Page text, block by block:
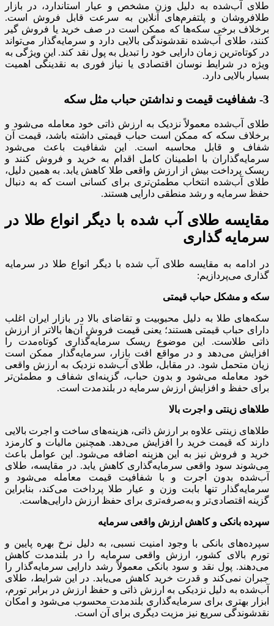
طلای آب‌شده به دلیل وزن مشخص و عیار استاندارد، در بازار
طلافروشان و پلتفرم‌های آنلاین به سرعت قابل فروش است.
برخلاف برخی سکه‌ها که ممکن است در صف خرید یا فروش گیر
کنند، طلای آب‌شده نقدشوندگی بالایی دارد و سرمایه‌گذار می‌تواند
در کوتاه‌ترین زمان دارایی خود را تبدیل به پول نقد کند. این ویژگی به
ویژه در شرایط نوسان اقتصادی یا نیاز فوری به نقدینگی اهمیت
بسیار بالایی دارد.
3- شفافیت قیمت و نداشتن حباب مثل سکه
طلای آب‌شده معمولاً نزدیک به ارزش ذاتی خود معامله می‌شود و
برخلاف سکه که ممکن است حباب قیمتی داشته باشد، قیمت آن
شفاف و قابل محاسبه است. این شفافیت باعث می‌شود
سرمایه‌گذاران با اطمینان کامل اقدام به خرید و فروش کنند و
ریسک پرداخت بیش از ارزش واقعی طلا کاهش یابد. به همین دلیل،
طلای آب‌شده انتخاب مطمئن‌تری برای کسانی است که به دنبال
حفظ سرمایه و رشد منطقی دارایی هستند.
مقایسه طلای آب شده با دیگر انواع طلا در
سرمایه گذاری
در ادامه به مقایسه طلای آب شده با دیگر انواع طلا در سرمایه
گذاری می‌پردازیم:
سکه و مشکل حباب قیمتی
سکه‌های طلا به دلیل محبوبیت و تقاضای بالا در بازار ایران اغلب
دارای حباب قیمتی هستند؛ یعنی قیمت فروش آن‌ها بالاتر از ارزش
ذاتی طلاست. این موضوع ریسک سرمایه‌گذاری کوتاه‌مدت را
افزایش می‌دهد و در مواقع افت بازار، سرمایه‌گذار ممکن است
زیان متحمل شود. در مقابل، طلای آب‌شده نزدیک به ارزش واقعی
خود معامله می‌شود و بدون حباب، گزینه‌ای شفاف و مطمئن‌تر
برای حفظ و افزایش ارزش سرمایه در بلندمدت است.
طلاهای زینتی و اجرت بالا
طلاهای زینتی علاوه بر ارزش ذاتی، هزینه‌های ساخت و اجرت بالایی
دارند که قیمت خرید را افزایش می‌دهد. همچنین مالیات و کارمزد
خرید و فروش نیز به این هزینه اضافه می‌شود. این عوامل باعث
می‌شوند سود واقعی سرمایه‌گذاری کاهش یابد. در مقایسه، طلای
آب‌شده بدون اجرت و با شفافیت قیمت معامله می‌شود و
سرمایه‌گذار تنها بابت وزن و عیار طلا پرداخت می‌کند، بنابراین
گزینه اقتصادی‌تر و به‌صرفه‌تری برای حفظ ارزش دارایی‌هاست.
سپرده بانکی و کاهش ارزش واقعی سرمایه
سپرده‌های بانکی با وجود امنیت نسبی، به دلیل نرخ بهره پایین و
تورم بالای کشور، ارزش واقعی سرمایه را در بلندمدت کاهش
می‌دهند. پول نقد و سود بانکی معمولاً رشد دارایی سرمایه‌گذار را
جبران نمی‌کند و قدرت خرید کاهش می‌یابد. در این شرایط، طلای
آب‌شده به دلیل نزدیکی به ارزش ذاتی و حفظ ارزش در برابر تورم،
ابزار بهتری برای سرمایه‌گذاری بلندمدت محسوب می‌شود و امکان
نقدشوندگی سریع نیز مزیت دیگری برای آن است.